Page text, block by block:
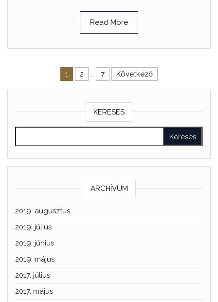
Read More
1 2 … 7 Következő
KERESÉS
ARCHÍVUM
2019. augusztus
2019. július
2019. június
2019. május
2017. július
2017. május